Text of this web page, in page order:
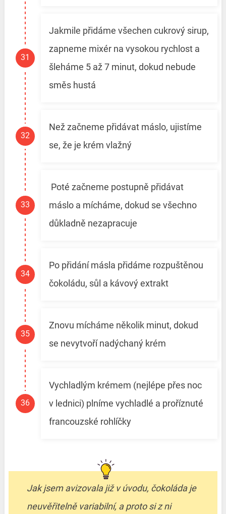
Jakmile přidáme všechen cukrový sirup,
zapneme mixér na vysokou rychlost a
šleháme 5 až 7 minut, dokud nebude
směs hustá
Než začneme přidávat máslo, ujistíme
se, že je krém vlažný
Poté začneme postupně přidávat
máslo a mícháme, dokud se všechno
důkladně nezapracuje
Po přidání másla přidáme rozpuštěnou
čokoládu, sůl a kávový extrakt
Znovu mícháme několik minut, dokud
se nevytvoří nadýchaný krém
Vychladlým krémem (nejlépe přes noc
v lednici) plníme vychladlé a proříznuté
francouzské rohlíčky
Jak jsem avizovala již v úvodu, čokoláda je
neuvěřitelně variabilní, a proto si z ni